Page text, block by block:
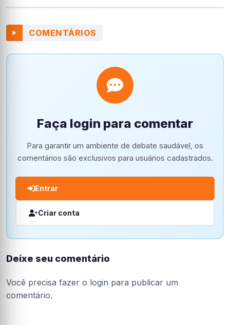
COMENTÁRIOS
Faça login para comentar
Para garantir um ambiente de debate saudável, os
comentários são exclusivos para usuários cadastrados.
Entrar
Criar conta
Deixe seu comentário
Você precisa fazer o login para publicar um
comentário.